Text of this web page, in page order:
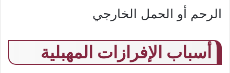
الرحم أو الحمل الخارجي
أسباب الإفرازات المهبلية